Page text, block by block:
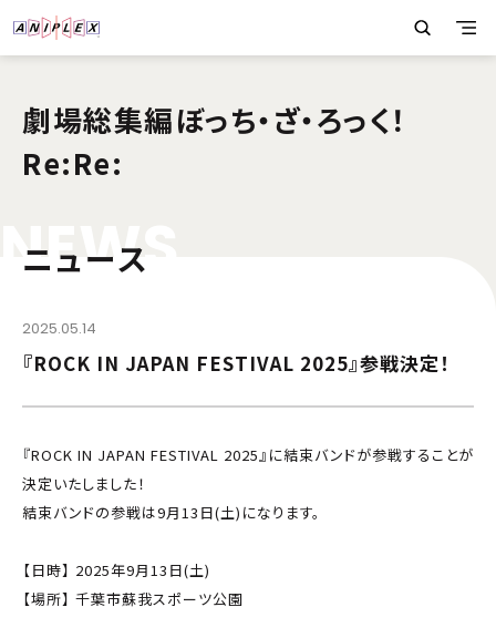
劇場総集編ぼっち・ざ・ろっく！
Re:Re:
NEWS
ニュース
2025.05.14
『ROCK IN JAPAN FESTIVAL 2025』参戦決定！
『ROCK IN JAPAN FESTIVAL 2025』に結束バンドが参戦することが
決定いたしました！
結束バンドの参戦は9月13日(土)になります。
【日時】 2025年9月13日(土)
【場所】 千葉市蘇我スポーツ公園